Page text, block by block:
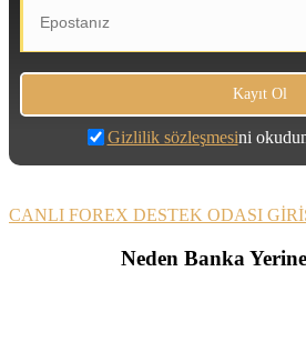
Gizlilik sözleşmesini
CANLI FOREX DESTEK ODASI
Neden Banka